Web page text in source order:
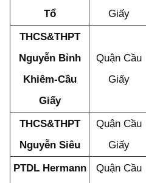
Tổ
Giấy
THCS&THPT
Nguyễn Bỉnh
Khiêm-Cầu
Giấy
Quận Cầu
Giấy
THCS&THPT
Nguyễn Siêu
Quận Cầu
Giấy
PTDL Hermann
Quận Cầu